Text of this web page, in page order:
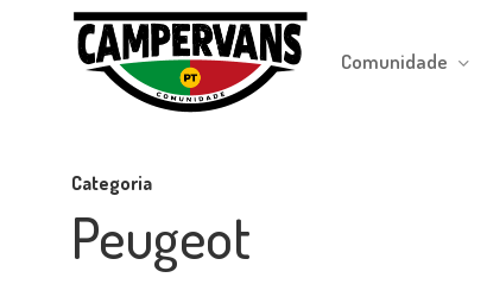
Comunidade
Categoria
Peugeot